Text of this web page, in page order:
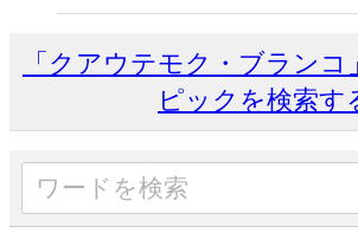
「クアウテモク・ブランコ
ピックを検索す